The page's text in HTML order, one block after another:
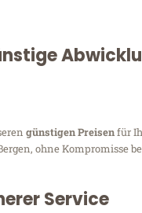
günstigen Preisenfür
ohne Kompromisse
Service